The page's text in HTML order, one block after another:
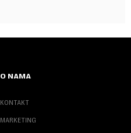
O NAMA
KONTAKT
MARKETING